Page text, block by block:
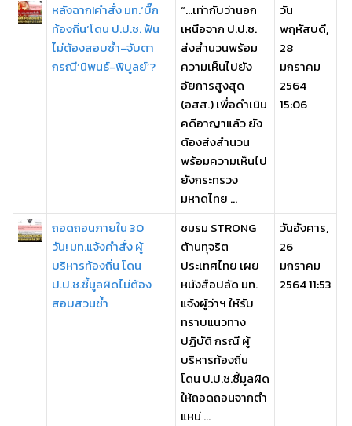
หลังฉาก!คำสั่ง มท.‘บิ๊ก
ท้องถิ่น’โดน ป.ป.ช. ฟัน
ไม่ต้องสอบซ้ำ-จับตา
กรณี‘นิพนธ์-พิบูลย์’?
“...เท่ากับว่านอก
เหนือจาก ป.ป.ช.
ส่งสำนวนพร้อม
ความเห็นไปยัง
อัยการสูงสุด
(อสส.) เพื่อดำเนิน
คดีอาญาแล้ว ยัง
ต้องส่งสำนวน
พร้อมความเห็นไป
ยังกระทรวง
มหาดไทย ...
วัน
พฤหัสบดี,
28
มกราคม
2564
15:06
ถอดถอนภายใน 30
วัน! มท.แจ้งคำสั่ง ผู้
บริหารท้องถิ่น โดน
ป.ป.ช.ชี้มูลผิด​ไม่ต้อง
สอบสวนซ้ำ
ชมรม STRONG
ต้านทุจริต
ประเทศไทย เผย
หนังสือปลัด มท.
แจ้งผู้ว่าฯ ให้รับ
ทราบแนวทาง
ปฏิบัติ กรณี ผู้
บริหารท้องถิ่น
โดน ป.ป.ช.ชี้มูลผิด​
ให้ถอดถอนจากตำ
แหน่ ...
วันอังคาร,
26
มกราคม
2564 11:53